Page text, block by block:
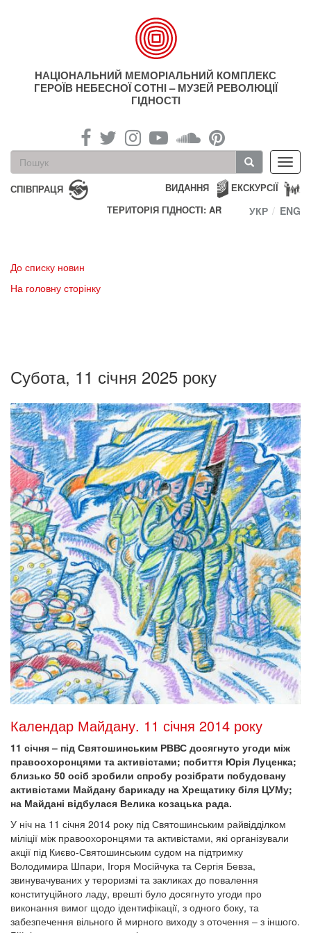
НАЦІОНАЛЬНИЙ МЕМОРІАЛЬНИЙ КОМПЛЕКС
ГЕРОЇВ НЕБЕСНОЇ СОТНІ – МУЗЕЙ РЕВОЛЮЦІЇ
ГІДНОСТІ
Пошукова
форма
Пошук
СПІВПРАЦЯ ЕКСКУРСІЇ
ВИДАННЯ
ТЕРИТОРІЯ ГІДНОСТІ: AR
УКР ENG
До списку новин
На головну сторінку
Субота, 11 січня 2025 року
Календар Майдану. 11 січня 2014 року
11 січня – під Святошинським РВВС досягнуто угоди між
правоохоронцями та активістами; побиття Юрія Луценка;
близько 50 осіб зробили спробу розібрати побудовану
активістами Майдану барикаду на Хрещатику біля ЦУМу;
на Майдані відбулася Велика козацька рада.
У ніч на 11 січня 2014 року під Святошинським райвідділком
міліції між правоохоронцями та активістами, які організували
акції під Києво-Святошинським судом на підтримку
Володимира Шпари, Ігоря Мосійчука та Сергія Бевза,
звинувачуваних у тероризмі та закликах до повалення
конституційного ладу, врешті було досягнуто угоди про
виконання вимог щодо ідентифікації, з одного боку, та
забезпечення вільного й мирного виходу з оточення – з іншого.